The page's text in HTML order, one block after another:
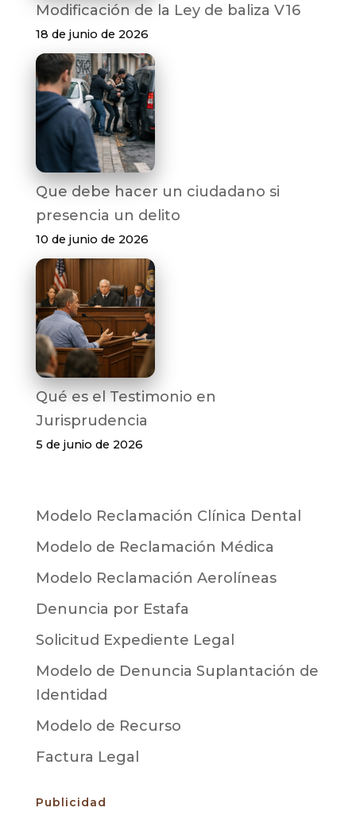
Modificación de la Ley de baliza V16
18 de junio de 2026
Que debe hacer un ciudadano si
presencia un delito
10 de junio de 2026
Qué es el Testimonio en
Jurisprudencia
5 de junio de 2026
Modelo Reclamación Clínica Dental
Modelo de Reclamación Médica
Modelo Reclamación Aerolíneas
Denuncia por Estafa
Solicitud Expediente Legal
Modelo de Denuncia Suplantación de
Identidad
Modelo de Recurso
Factura Legal
Publicidad